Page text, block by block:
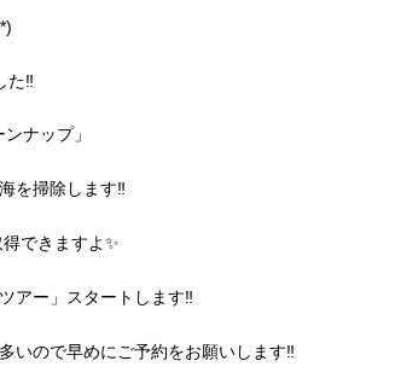
た‼
ナップ」
を掃除します‼
できますよ✨
アー」スタートします‼
いので早めにご予約をお願いします‼